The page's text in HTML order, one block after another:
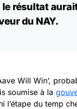
le résultat
du NAY.
Will Win’,
soumise à la
l’étape du temp